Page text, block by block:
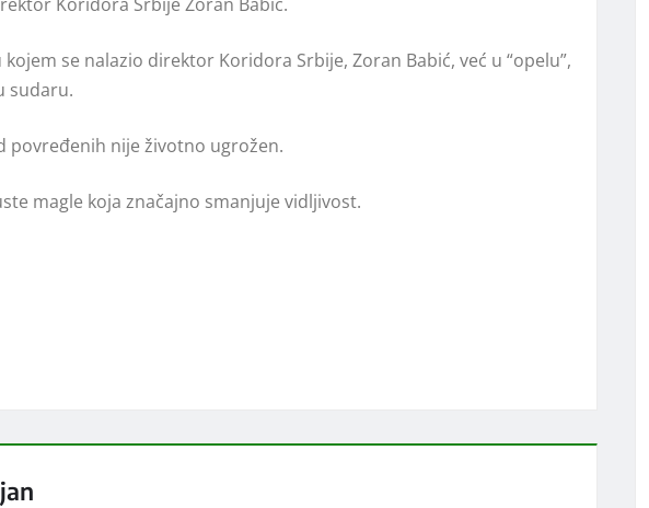
se nalazio direktor Koridora Srbije, Zoran Babić, već u “opelu”,
sudaru.
povređenih nije životno ugrožen.
magle koja značajno smanjuje vidljivost.